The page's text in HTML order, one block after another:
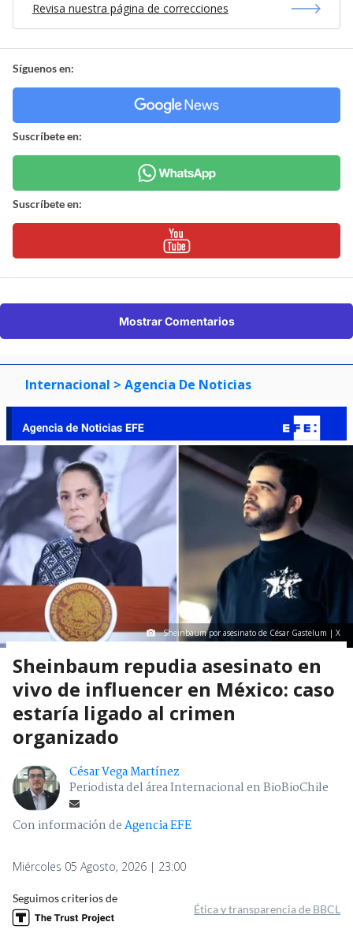
Revisa nuestra página de correcciones
Síguenos en:
Suscríbete en:
Suscríbete en:
Mostrar Comentarios
Internacional > Agencia De Noticias
Sheinbaum por asesinato de César Gastelum | X
Sheinbaum repudia asesinato en
vivo de influencer en México: caso
estaría ligado al crimen
organizado
César Vega Martínez
Periodista del área Internacional en BioBioChile
Con información deAgencia EFE
Miércoles 05 Agosto, 2026 | 23:00
Seguimos criterios de
Ética y transparencia de BBCL